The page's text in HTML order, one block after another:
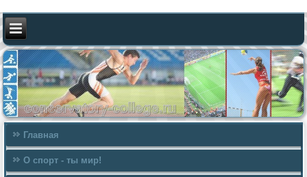
Главная
О спорт - ты мир!